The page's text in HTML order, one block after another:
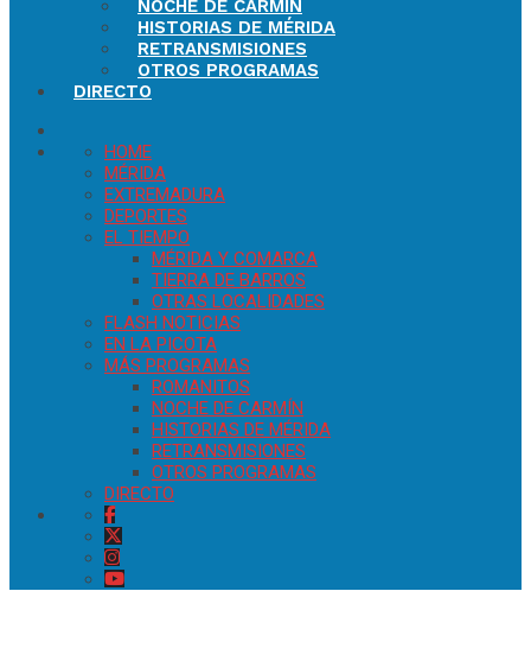
NOCHE DE CARMÍN
HISTORIAS DE MÉRIDA
RETRANSMISIONES
OTROS PROGRAMAS
DIRECTO
HOME
MÉRIDA
EXTREMADURA
DEPORTES
EL TIEMPO
MÉRIDA Y COMARCA
TIERRA DE BARROS
OTRAS LOCALIDADES
FLASH NOTICIAS
EN LA PICOTA
MÁS PROGRAMAS
ROMANITOS
NOCHE DE CARMÍN
HISTORIAS DE MÉRIDA
RETRANSMISIONES
OTROS PROGRAMAS
DIRECTO